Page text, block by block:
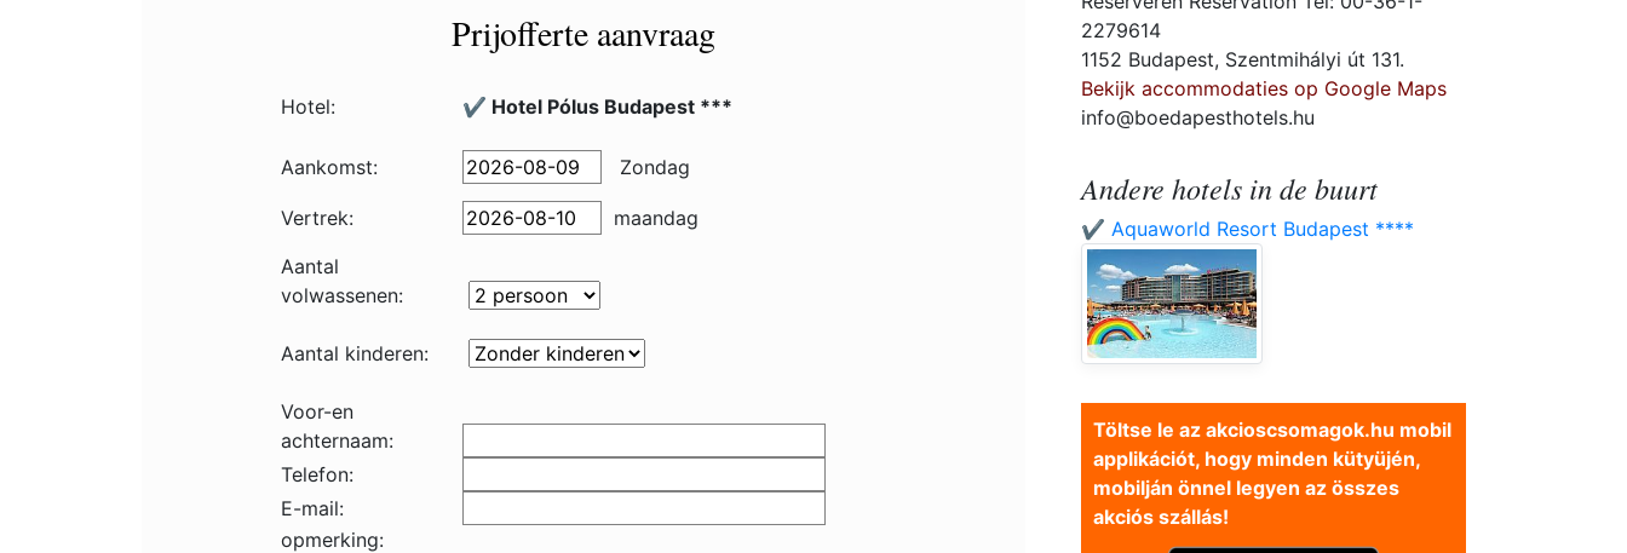
Prijofferte aanvraag
Hotel: ✔️ Hotel Pólus Budapest ***
Aankomst: Zondag
Vertrek:
maandag
Aantal
volwassenen:
Aantal kinderen:
Voor-en
achternaam:
Telefon:
E-mail:
opmerking:
2279614
1152 Budapest, Szentmihályi út 131.
Bekijk accommodaties op Google Maps
info@boedapesthotels.hu
Andere hotels in de buurt
✔️ Aquaworld Resort Budapest ****
Töltse le az akcioscsomagok.hu mobil
applikációt, hogy minden kütyüjén,
mobilján önnel legyen az összes
akciós szállás!